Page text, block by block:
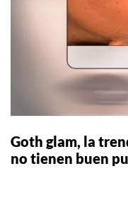
Goth glam, la
no tienen buen